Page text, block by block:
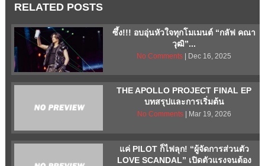
RELATED POSTS
ซึ้ง!!! อบอุ่นหัวใจทุกโมเมนต์ “กลัฟ คณา
วุฒิ”...
No Comments | Dec 16, 2025
THE APOLLO PROJECT FINAL EP
บทสรุปและการเริ่มต้น
No Comments| Mar 19, 2026
แค่ PILOT ก็ไฟลุก! “ผู้จัดการส่วนตัว
LOVE SCANDAL” เปิดตัวแรงจนต้อง